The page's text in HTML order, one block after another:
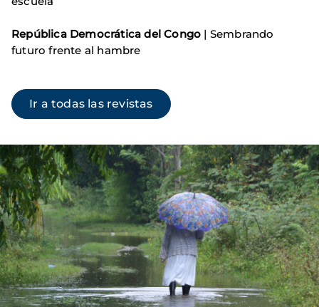
Imagen
República Democrática del Congo | Sembrando
futuro frente al hambre
Ir a todas las revistas